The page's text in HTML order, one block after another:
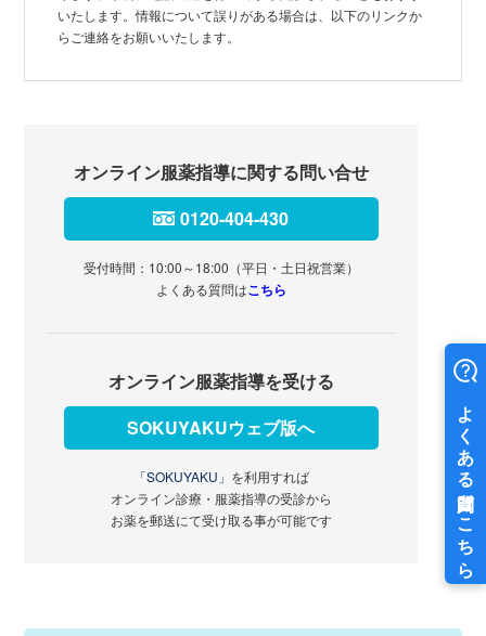
いたします。情報について誤りがある場合は、以下のリンクか
らご連絡をお願いいたします。
オンライン服薬指導に関する問い合せ
0120-404-430
受付時間：10:00～18:00（平日・土日祝営業）
よくある質問はこちら
オンライン服薬指導を受ける
SOKUYAKUウェブ版へ
「SOKUYAKU」 を利用すれば
オンライン診療・服薬指導の受診から
お薬を郵送にて受け取る事が可能です